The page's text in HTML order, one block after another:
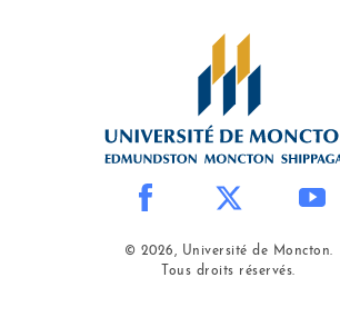
© 2026, Université de Moncton.
Tous droits réservés.